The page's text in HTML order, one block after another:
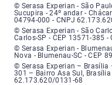
Serasa Experian - São
© Serasa Experian - São
Sucupira - 24º andar -
04794-000 - CNPJ
Serasa Experian - São
© Serasa Experian - São
Carlos-SP - CEP 13571-385
Serasa Experian - Blumenau
© Serasa Experian -
Nova - Blumenau-SC - CEP
Serasa Experian - Brasília,
© Serasa Experian – Brasília
301 – Bairro Asa Sul,
62.173.620/0131-68